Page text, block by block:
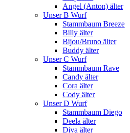
Angel (Anton) älter
Unser B Wurf
Stammbaum Breeze
Billy älter
Bijou/Bruno älter
Buddy älter
Unser C Wurf
Stammbaum Rave
Candy älter
Cora älter
Cody älter
Unser D Wurf
Stammbaum Diego
Deela älter
Diva älter